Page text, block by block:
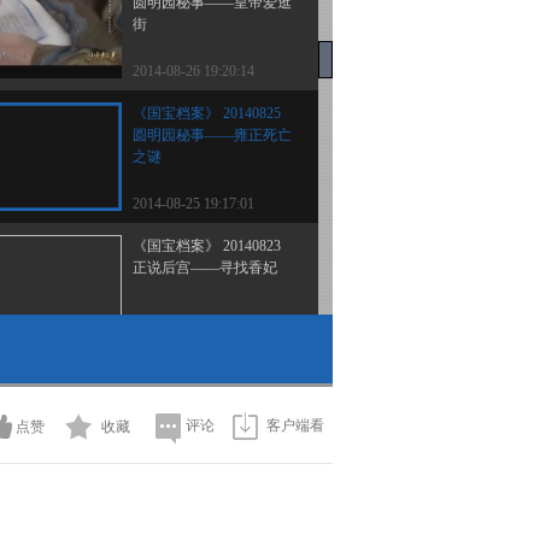
街
2014-08-26 19:20:14
《国宝档案》 20140825
圆明园秘事——雍正死亡
之谜
2014-08-25 19:17:01
《国宝档案》 20140823
正说后宫——寻找香妃
之谜
2014-08-22 19:41:18
点赞 收藏 评论 客户端看